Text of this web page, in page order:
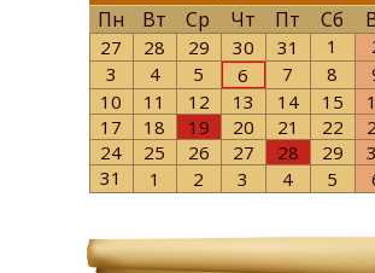
Пн
Вт Ср Чт Пт Сб
27 28 29 30 31 1
3
4 5 6 7 8
10
11 12 13 14 15
17
18 19 20 21 22
24
25 26 27 28 29
31
1 2 3 4 5